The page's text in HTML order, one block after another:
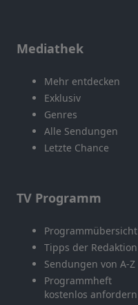
Mediathek
Mehr entdecken
Exklusiv
Genres
Alle Sendungen
Letzte Chance
TV Programm
Programmübersicht
Tipps der Redaktion
Sendungen von A-Z
Programmheft
kostenlos anfordern